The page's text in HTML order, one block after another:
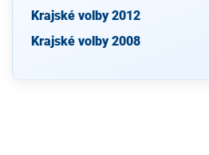
Krajské volby 2012
Krajské volby 2008